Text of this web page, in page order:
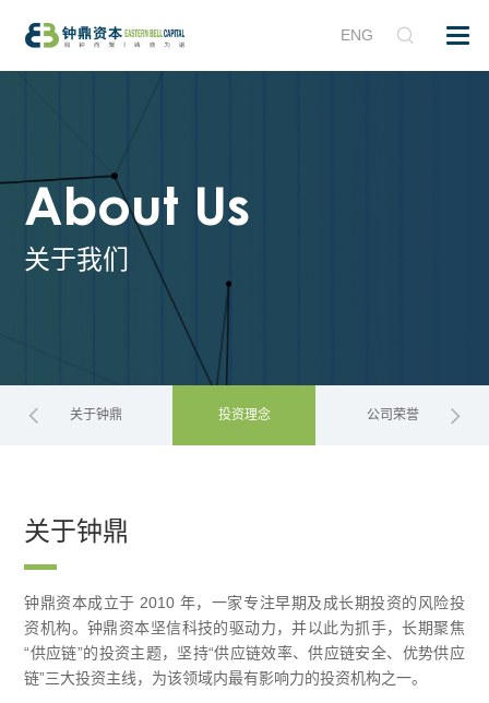
ENG
About Us
关于我们
关于钟鼎 投资理念 公司荣誉
关于钟鼎
钟鼎资本成立于 2010 年，一家专注早期及成长期投资的风险投
资机构。钟鼎资本坚信科技的驱动力，并以此为抓手，长期聚焦
“供应链”的投资主题，坚持“供应链效率、供应链安全、优势供应
链”三大投资主线，为该领域内最有影响力的投资机构之一。